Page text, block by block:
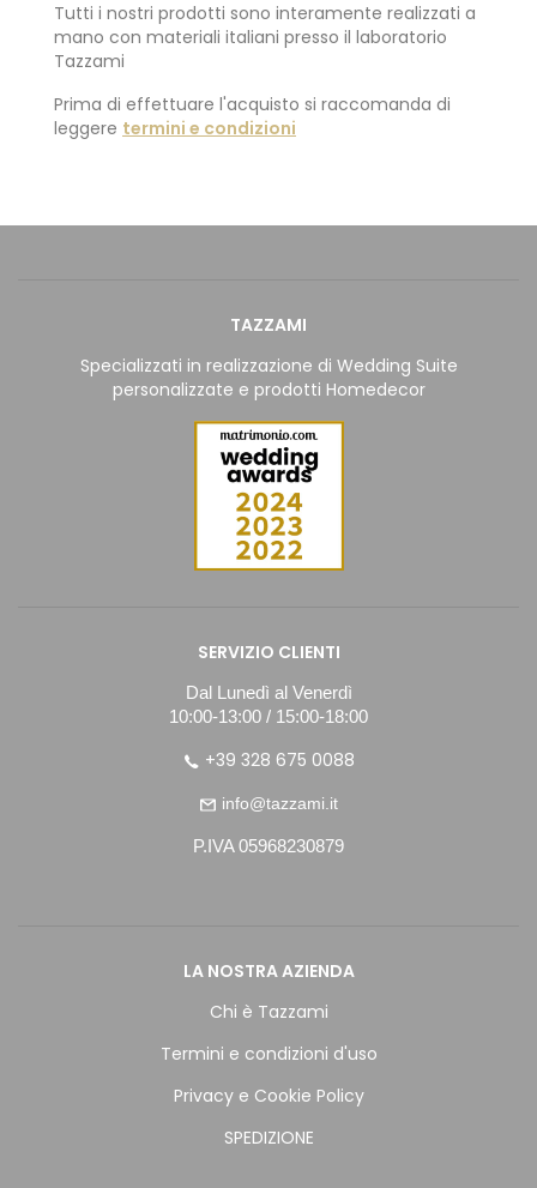
Tutti i nostri prodotti sono interamente realizzati a
mano con materiali italiani presso il laboratorio
Tazzami
Prima di effettuare l'acquisto si raccomanda di
leggere termini e condizioni
TAZZAMI
Specializzati in realizzazione di Wedding Suite
personalizzate e prodotti Homedecor
SERVIZIO CLIENTI
Dal Lunedì al Venerdì
10:00-13:00 / 15:00-18:00
+39 328 675 0088
info@tazzami.it
P.IVA 05968230879
LA NOSTRA AZIENDA
Chi è Tazzami
Termini e condizioni d'uso
Privacy e Cookie Policy
SPEDIZIONE